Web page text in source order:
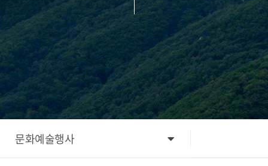
문화예술행사